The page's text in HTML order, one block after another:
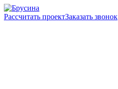
Рассчитать проектЗаказать звонок